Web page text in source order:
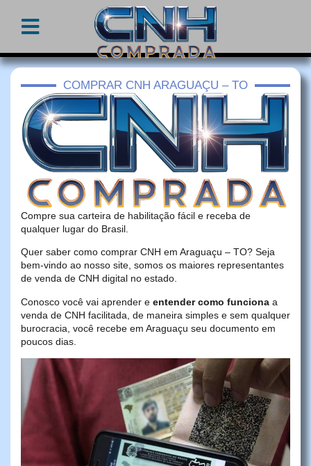
COMPRAR CNH ARAGUAÇU – TO
Compre sua carteira de habilitação fácil e receba de
qualquer lugar do Brasil.
Quer saber como comprar CNH em Araguaçu – TO? Seja
bem-vindo ao nosso site, somos os maiores representantes
de venda de CNH digital no estado.
Conosco você vai aprender e entender como funciona a
venda de CNH facilitada, de maneira simples e sem qualquer
burocracia, você recebe em Araguaçu seu documento em
poucos dias.